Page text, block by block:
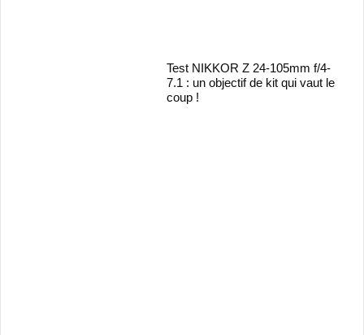
Test NIKKOR Z 24-105mm f/4-
7.1 : un objectif de kit qui vaut le
coup !